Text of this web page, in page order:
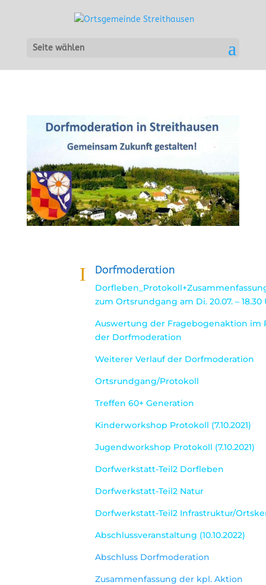
Seite wählen
I Dorfmoderation
zum Ortsrundgang am Di. 20.07. – 18.30
Auswertung der Fragebogenaktion im
der Dorfmoderation
Weiterer Verlauf der Dorfmoderation
Ortsrundgang/Protokoll
Treffen 60+ Generation
Kinderworkshop Protokoll (7.10.2021)
Jugendworkshop Protokoll (7.10.2021)
Dorfwerkstatt-Teil2 Dorfleben
Dorfwerkstatt-Teil2 Natur
Dorfwerkstatt-Teil2 Infrastruktur/
Abschlussveranstaltung (10.10.2022)
Abschluss Dorfmoderation
Zusammenfassung der kpl. Aktion